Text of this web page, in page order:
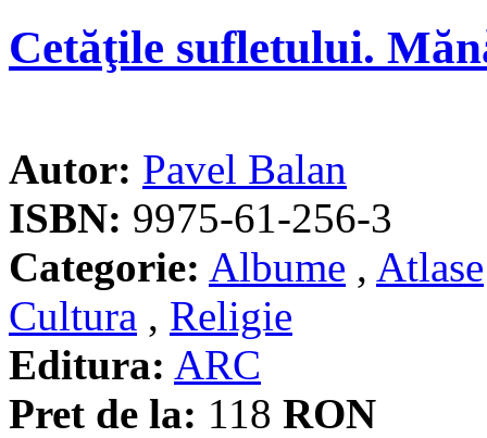
Cetăţile sufletului.
Autor: Pavel Balan
ISBN: 9975-61-256-3
Categorie: Albume , Atlase
Cultura , Religie
Editura: ARC
Pret de la: 118 RON